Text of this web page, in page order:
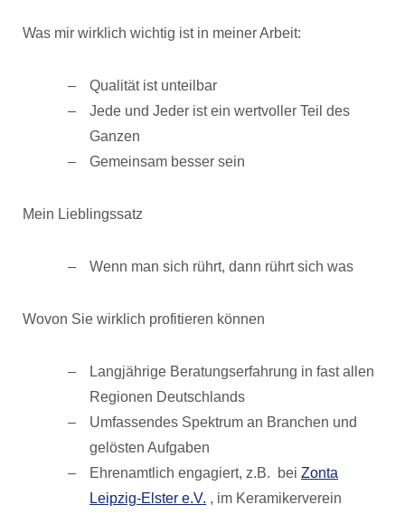
Was mir wirklich wichtig ist in meiner Arbeit:
Qualität ist unteilbar
Jede und Jeder ist ein wertvoller Teil des
Ganzen
Gemeinsam besser sein
Mein Lieblingssatz
Wenn man sich rührt, dann rührt sich was
Wovon Sie wirklich profitieren können
Langjährige Beratungserfahrung in fast allen
Regionen Deutschlands
Umfassendes Spektrum an Branchen und
gelösten Aufgaben
Ehrenamtlich engagiert, z.B. bei Zonta
Leipzig-Elster e.V. , im Keramikerverein